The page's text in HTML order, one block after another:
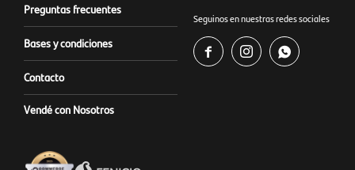
Preguntas frecuentes
Bases y condiciones
Contacto
Vendé con Nosotros
Seguinos en nuestras redes sociales
  